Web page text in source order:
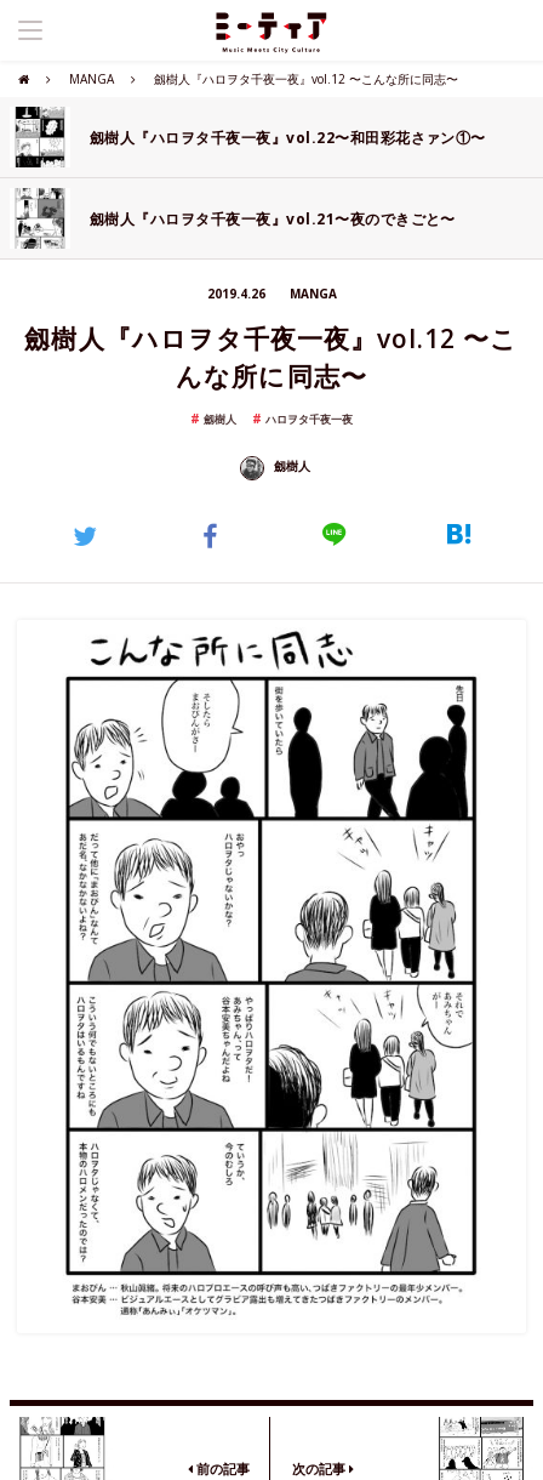
MANGA 劔樹人『ハロヲタ千夜一夜』vol.12 〜こんな所に同志〜
劔樹人『ハロヲタ千夜一夜』vol.22〜和田彩花さァン①〜
劔樹人『ハロヲタ千夜一夜』vol.21〜夜のできごと〜
2019.4.26 MANGA
劔樹人『ハロヲタ千夜一夜』vol.12 〜こ
んな所に同志〜
劔樹人 ハロヲタ千夜一夜
劔樹人
前の記事 次の記事